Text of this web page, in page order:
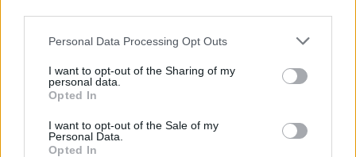
Please note that this website/app uses one or more Google
not limited to your visit or usage behaviour. You may click to
grant or deny consent to Google and its third-party tags to
use your data for below specified purposes in below Google
consent section.
Personal Data Processing Opt Outs
I want to opt-out of the Sharing of my
personal data.
Opted In
I want to opt-out of the Sale of my
Personal Data.
Opted In
Versenyhivatalt tájékoztatta.
A nemzetközi viszonylatban már elterjedt
valósul meg elsőként. Az együttműködésnek
köszönhetően a Telekom 2015 végére a korábban